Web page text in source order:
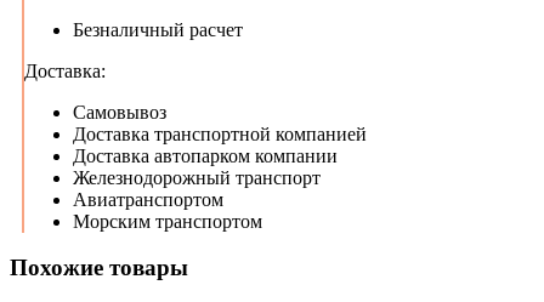
Безналичный расчет
Доставка:
Самовывоз
Доставка транспортной компанией
Доставка автопарком компании
Железнодорожный транспорт
Авиатранспортом
Морским транспортом
Похожие товары